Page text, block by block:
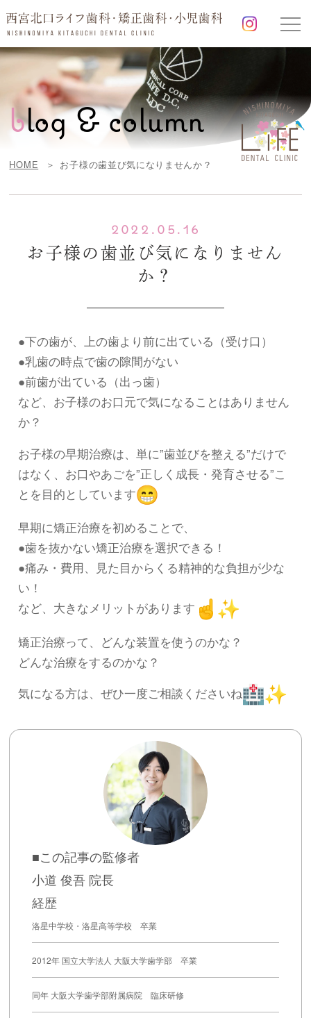
blog & column
HOME お子様の歯並び気になりませんか？
2022.05.16
お子様の歯並び気になりません
か？
●下の歯が、上の歯より前に出ている（受け口）
●乳歯の時点で歯の隙間がない
●前歯が出ている（出っ歯）
など、お子様のお口元で気になることはありません
か？
お子様の早期治療は、単に”歯並びを整える”だけで
はなく、お口やあごを”正しく成長・発育させる”こ
とを目的としています
早期に矯正治療を初めることで、
●歯を抜かない矯正治療を選択できる！
●痛み・費用、見た目からくる精神的な負担が少な
い！
など、大きなメリットがあります
矯正治療って、どんな装置を使うのかな？
どんな治療をするのかな？
気になる方は、ぜひ一度ご相談くださいね
■この記事の監修者
小道 俊吾 院長
経歴
洛星中学校・洛星高等学校 卒業
2012年 国立大学法人 大阪大学歯学部 卒業
同年 大阪大学歯学部附属病院 臨床研修